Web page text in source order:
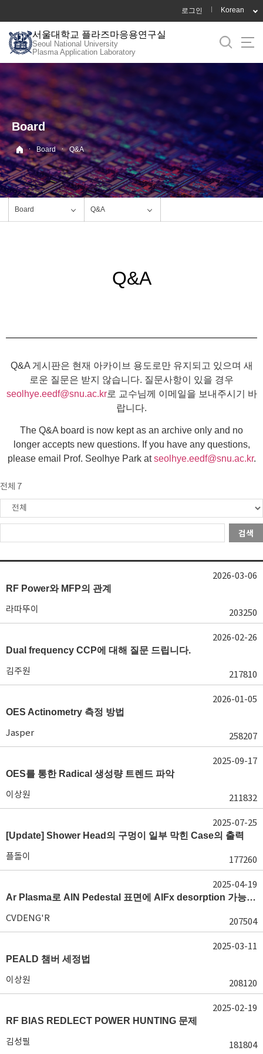
로
메
뉴
로그인 Korean
서울대학교 플라즈마응용연구실
Seoul National University
Plasma Application Laboratory
Board
· Board · Q&A
Board Q&A
Q&A
Q&A 게시판은 현재 아카이브 용도로만 유지되고 있으며 새
로운 질문은 받지 않습니다. 질문사항이 있을 경우
seolhye.eedf@snu.ac.kr로 교수님께 이메일을 보내주시기 바
랍니다.
The Q&A board is now kept as an archive only and no
longer accepts new questions. If you have any questions,
please email Prof. Seolhye Park atseolhye.eedf@snu.ac.kr.
전체 7
검색
RF Power와 MFP의 관계
라따뚜이 203250
2026-03-06
Dual frequency CCP에 대해 질문 드립니다.
김주원 217810
2026-02-26
OES Actinometry 측정 방법
Jasper 258207
2026-01-05
OES를 통한 Radical 생성량 트렌드 파악
이상원 211832
2025-09-17
[Update] Shower Head의 구멍이 일부 막힌 Case의 출력
플돌이 177260
2025-07-25
Ar Plasma로 AlN Pedestal 표면에 AlFx desorption 가능 여부가 궁금합니다.
CVDENG'R 207504
2025-04-19
PEALD 챔버 세정법
이상원 208120
2025-03-11
RF BIAS REDLECT POWER HUNTING 문제
김성필 181804
2025-02-19